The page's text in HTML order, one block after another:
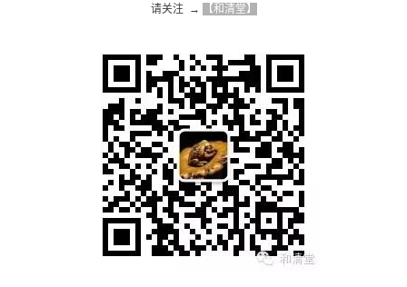
请关注  → 【和清堂】